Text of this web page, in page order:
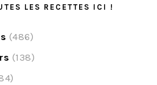
LES RECETTES ICI !
(486)
(138)